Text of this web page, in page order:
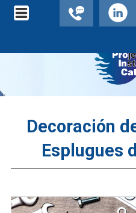
Decoración
Esplugues